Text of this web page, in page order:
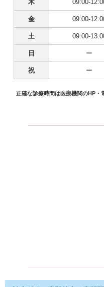
木 09:00-
金 09:00-
土 09:00-
日 ー
祝 ー
正確な診療時間は医療機関のHP・